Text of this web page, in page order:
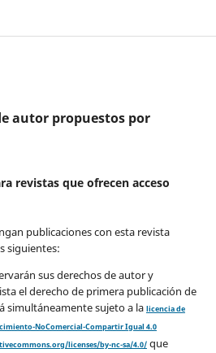
autor propuestos por
revistas que ofrecen acceso
publicaciones con esta revista
siguientes:
sus derechos de autor y
el derecho de primera publicación de
simultáneamente sujeto a la licencia de
NoComercial-Compartir Igual 4.0
licenses/by-nc-sa/4.0/que